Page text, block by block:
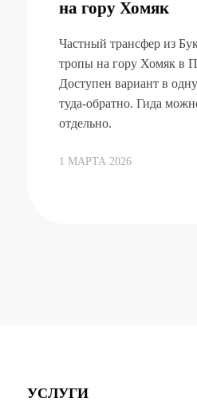
на гору Хомяк
Частный трансфер из
тропы на гору Хомяк в
Доступен вариант в
туда-обратно. Гида
отдельно.
1 МАРТА 2026
УСЛУГИ